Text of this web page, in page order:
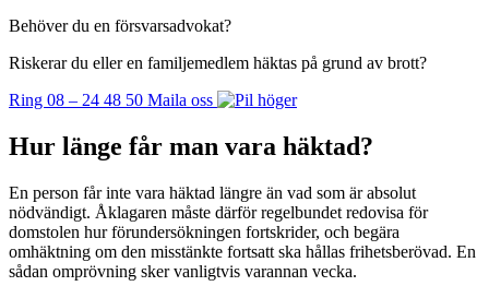
Behöver du en försvarsadvokat?
Riskerar du eller en familjemedlem häktas på grund av brott?
Ring 08 – 24 48 50 Maila oss
Hur länge får man vara häktad?
En person får inte vara häktad längre än vad som är absolut
nödvändigt. Åklagaren måste därför regelbundet redovisa för
domstolen hur förundersökningen fortskrider, och begära
omhäktning om den misstänkte fortsatt ska hållas frihetsberövad. En
sådan omprövning sker vanligtvis varannan vecka.